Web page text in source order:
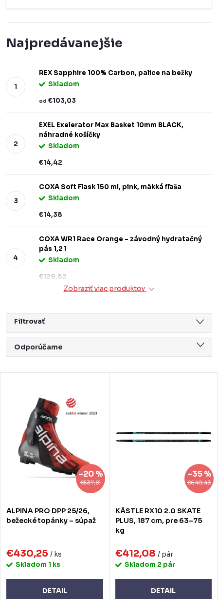
Najpredávanejšie
REX Sapphire 100% Carbon, palice na bežky
Skladom
od €103,03
EXEL Exelerator Max Basket 10mm BLACK,
náhradné košíčky
Skladom
€14,42
COXA Soft Flask 150 ml, pink, mäkká fľaša
Skladom
€14,38
COXA WR1 Race Orange – závodný hydratačný
pás 1,2 l
Skladom
€129,82
Zobraziť viac produktov
Filtrovať
R
a
d
k
t
Odporúčame
Najpredávanejšie
Abecedne
d
k
€537,81
–20 %
ALPINA PRO DPP 25/26,
bežecké topánky – súpaž
€430,25 / ks
Skladom 1 ks
DETAIL
€640,43
–35 %
KÄSTLE RX10 2.0 SKATE
PLUS, 187 cm, pre 63–75
kg
€412,08 / pár
Skladom 2 pár
DETAIL